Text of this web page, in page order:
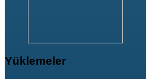
Yüklemeler